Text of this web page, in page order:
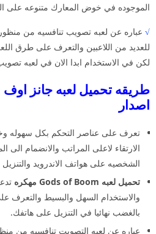
الموجوده في خوض المعارك متنوعه على
√ عباره عن لعبه تصويب تنافسيه من
للعديد من اللاعبين والتعرف على طرق
لكن في الاستخدام ابدا الان في لعبه
طريقه تحميل لعبه جانز اوف
اصدار
تعرف على عناصر التحكم بكل سهوله
الارتقاء لاعلى المراتب والانضمام الى
الشخصيه على هواتف الاندرويد
تحميل لعبه Gods of Boom مهكره
والاستخدام السهل والبسيط والتعرف
بالغضب نهائيا في التنزيل على هاتفك.
عباره عن لعبه التصويت تنافسيه من